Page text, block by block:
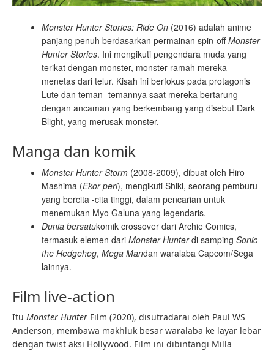
Monster Hunter Stories: Ride On (2016) adalah anime
panjang penuh berdasarkan permainan spin-offMonster
Hunter Stories. Ini mengikuti pengendara muda yang
terikat dengan monster, monster ramah mereka
menetas dari telur. Kisah ini berfokus pada protagonis
Lute dan teman -temannya saat mereka bertarung
dengan ancaman yang berkembang yang disebut Dark
Blight, yang merusak monster.
Manga dan komik
Monster Hunter Storm (2008-2009), dibuat oleh Hiro
Mashima (Ekor peri), mengikuti Shiki, seorang pemburu
yang bercita -cita tinggi, dalam pencarian untuk
menemukan Myo Galuna yang legendaris.
Dunia bersatukomik crossover dari Archie Comics,
termasuk elemen dari Monster Hunterdi samping Sonic
the Hedgehog, Mega Mandan waralaba Capcom/Sega
lainnya.
Film live-action
Itu Monster Hunter Film (2020), disutradarai oleh Paul WS
Anderson, membawa makhluk besar waralaba ke layar lebar
dengan twist aksi Hollywood. Film ini dibintangi Milla